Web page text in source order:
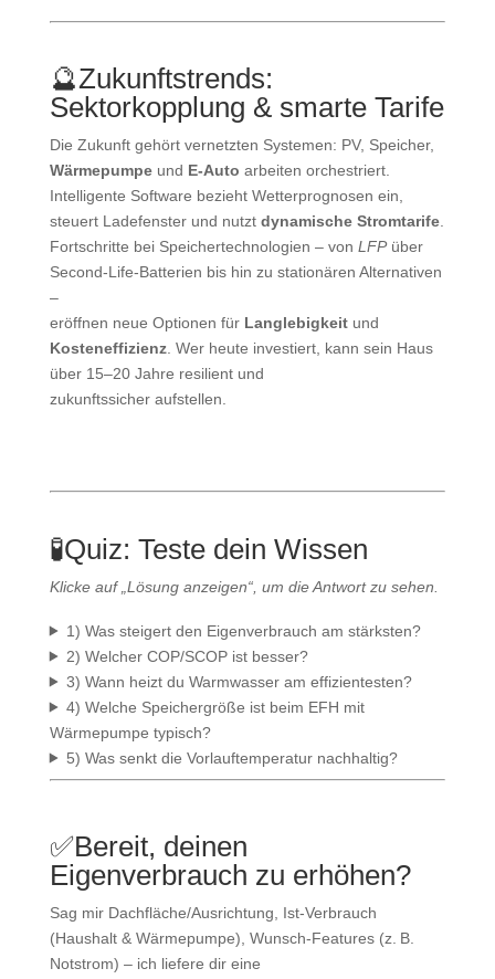
🔮Zukunftstrends:
Sektorkopplung & smarte Tarife
Die Zukunft gehört vernetzten Systemen: PV, Speicher,
Wärmepumpeund E‑Auto arbeiten orchestriert.
Intelligente Software bezieht Wetterprognosen ein,
steuert Ladefenster und nutzt dynamische Stromtarife.
Fortschritte bei Speichertechnologien – von LFPüber
Second‑Life‑Batterien bis hin zu stationären Alternativen
–
eröffnen neue Optionen für Langlebigkeitund
Kosteneffizienz. Wer heute investiert, kann sein Haus
über 15–20 Jahre resilient und
zukunftssicher aufstellen.
🧪Quiz: Teste dein Wissen
Klicke auf „Lösung anzeigen“, um die Antwort zu sehen.
1) Was steigert den Eigenverbrauch am stärksten?
2) Welcher COP/SCOP ist besser?
3) Wann heizt du Warmwasser am effizientesten?
4) Welche Speichergröße ist beim EFH mit
Wärmepumpe typisch?
5) Was senkt die Vorlauftemperatur nachhaltig?
✅Bereit, deinen
Eigenverbrauch zu erhöhen?
Sag mir Dachfläche/Ausrichtung, Ist‑Verbrauch
(Haushalt & Wärmepumpe), Wunsch‑Features (z. B.
Notstrom) – ich liefere dir eine